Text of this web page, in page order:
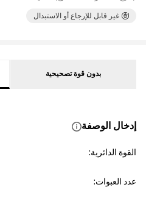
غير قابل للإرجاع أو الاستبدال
بدون قوة تصحيحية
إدخال الوصفة
القوة الدائرية:
عدد العبوات: